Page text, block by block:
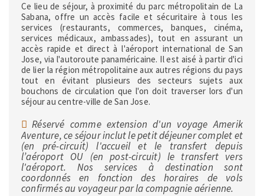
Ce lieu de séjour, à proximité du parc métropolitain de La
Sabana, offre un accès facile et sécuritaire à tous les
services (restaurants, commerces, banques, cinéma,
services médicaux, ambassades), tout en assurant un
accès rapide et direct à l'aéroport international de San
Jose, via l'autoroute panaméricaine. Il est aisé à partir d'ici
de lier la région métropolitaine aux autres régions du pays
tout en évitant plusieurs des secteurs sujets aux
bouchons de circulation que l'on doit traverser lors d'un
séjour au centre-ville de San Jose.
Réservé comme extension d'un voyage Amerik
Aventure, ce séjour inclut le petit déjeuner complet et
(en pré-circuit) l'accueil et le transfert depuis
l’aéroport OU (en post-circuit) le transfert vers
l'aéroport. Nos services à destination sont
coordonnés en fonction des horaires de vols
confirmés au voyageur par la compagnie aérienne.